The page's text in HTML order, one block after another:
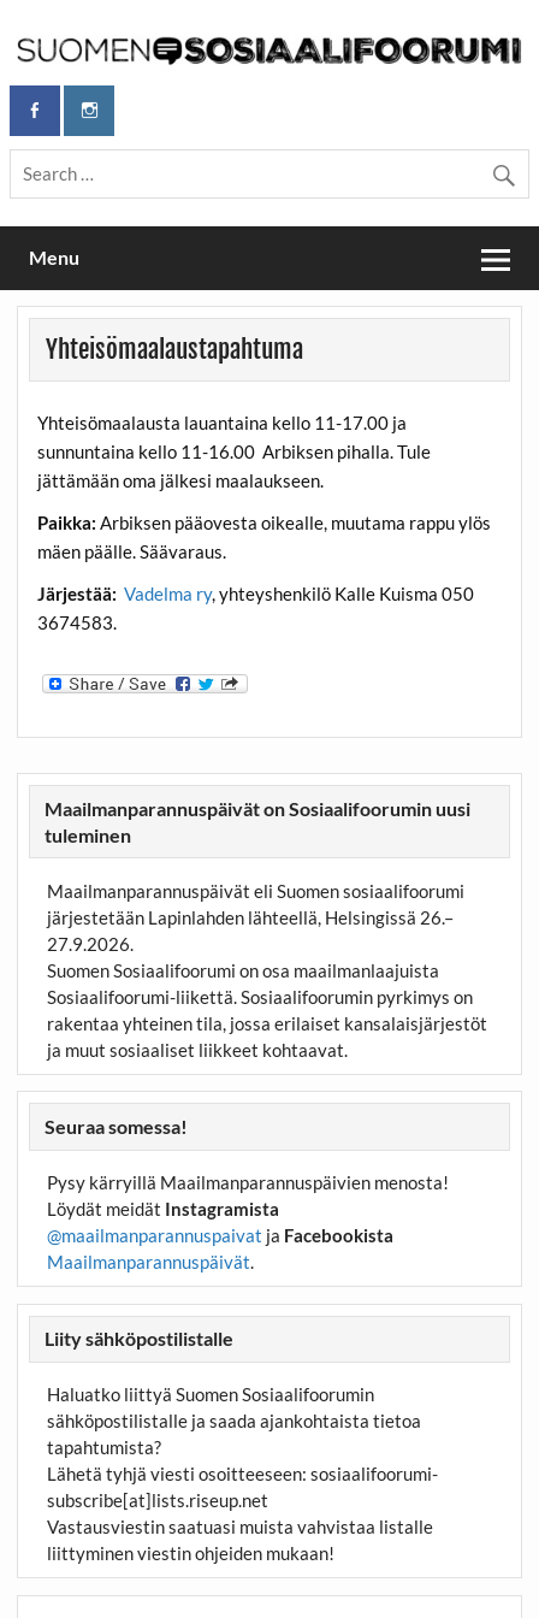
content
Maailmanparannuspäivät / Suomen
Sosiaalifoorumi
Maailmanparannuspäivät Lapinlahden Lähteellä, Helsingissä
26.–27.9.2026
Menu
Yhteisömaalaustapahtuma
Yhteisömaalausta lauantaina kello 11-17.00 ja
sunnuntaina kello 11-16.00 Arbiksen pihalla. Tule
jättämään oma jälkesi maalaukseen.
Paikka: Arbiksen pääovesta oikealle, muutama rappu ylös
mäen päälle. Säävaraus.
Järjestää: Vadelma ry, yhteyshenkilö Kalle Kuisma 050
3674583.
Maailmanparannuspäivät on Sosiaalifoorumin uusi
tuleminen
Maailmanparannuspäivät eli Suomen sosiaalifoorumi
järjestetään Lapinlahden lähteellä, Helsingissä 26.–
27.9.2026.
Suomen Sosiaalifoorumi on osa maailmanlaajuista
Sosiaalifoorumi-liikettä. Sosiaalifoorumin pyrkimys on
rakentaa yhteinen tila, jossa erilaiset kansalaisjärjestöt
ja muut sosiaaliset liikkeet kohtaavat.
Seuraa somessa!
Pysy kärryillä Maailmanparannuspäivien menosta!
Löydät meidät Instagramista
@maailmanparannuspaivat ja Facebookista
Maailmanparannuspäivät.
Liity sähköpostilistalle
Haluatko liittyä Suomen Sosiaalifoorumin
sähköpostilistalle ja saada ajankohtaista tietoa
tapahtumista?
Lähetä tyhjä viesti osoitteeseen: sosiaalifoorumi-
subscribe[at]lists.riseup.net
Vastausviestin saatuasi muista vahvistaa listalle
liittyminen viestin ohjeiden mukaan!